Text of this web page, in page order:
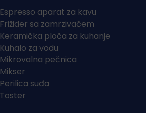
Espresso aparat za kavu
Frižider sa zamrzivačem
Keramička ploča za kuhanje
Kuhalo za vodu
Mikrovalna pečnica
Mikser
Perilica suđa
Toster